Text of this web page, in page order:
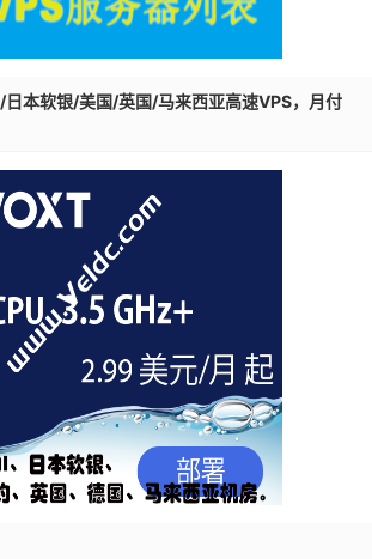
本软银/美国/英国/马来西亚高速VPS，月付